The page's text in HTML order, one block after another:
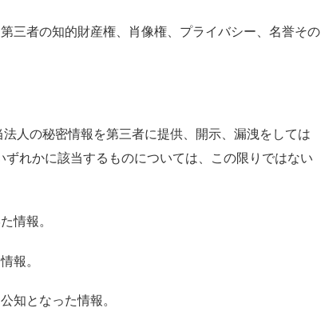
三者の知的財産権、肖像権、プライバシー、名誉その
人の秘密情報を第三者に提供、開示、漏洩をしては
れかに該当するものについては、この限りではない
情報。
報。
知となった情報。